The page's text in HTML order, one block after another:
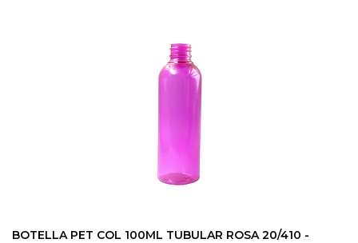
BOTELLA PET COL 100ML TUBULAR ROSA 20/410 -